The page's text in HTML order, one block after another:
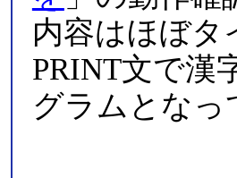
内容はほぼタ
PRINT文で漢
グラムとなっ